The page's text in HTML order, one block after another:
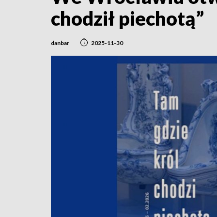
chodził piechotą”
danbar 2025-11-30